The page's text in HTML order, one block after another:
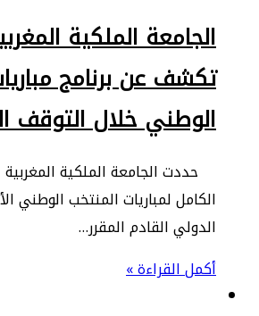
الجامعة الملكية
تكشف عن برنامج
الوطني خلال التوقف
​حددت الجامعة الملكية المغربية
الكامل لمباريات المنتخب الوطني
الدولي القادم المقرر…
أكمل القراءة »